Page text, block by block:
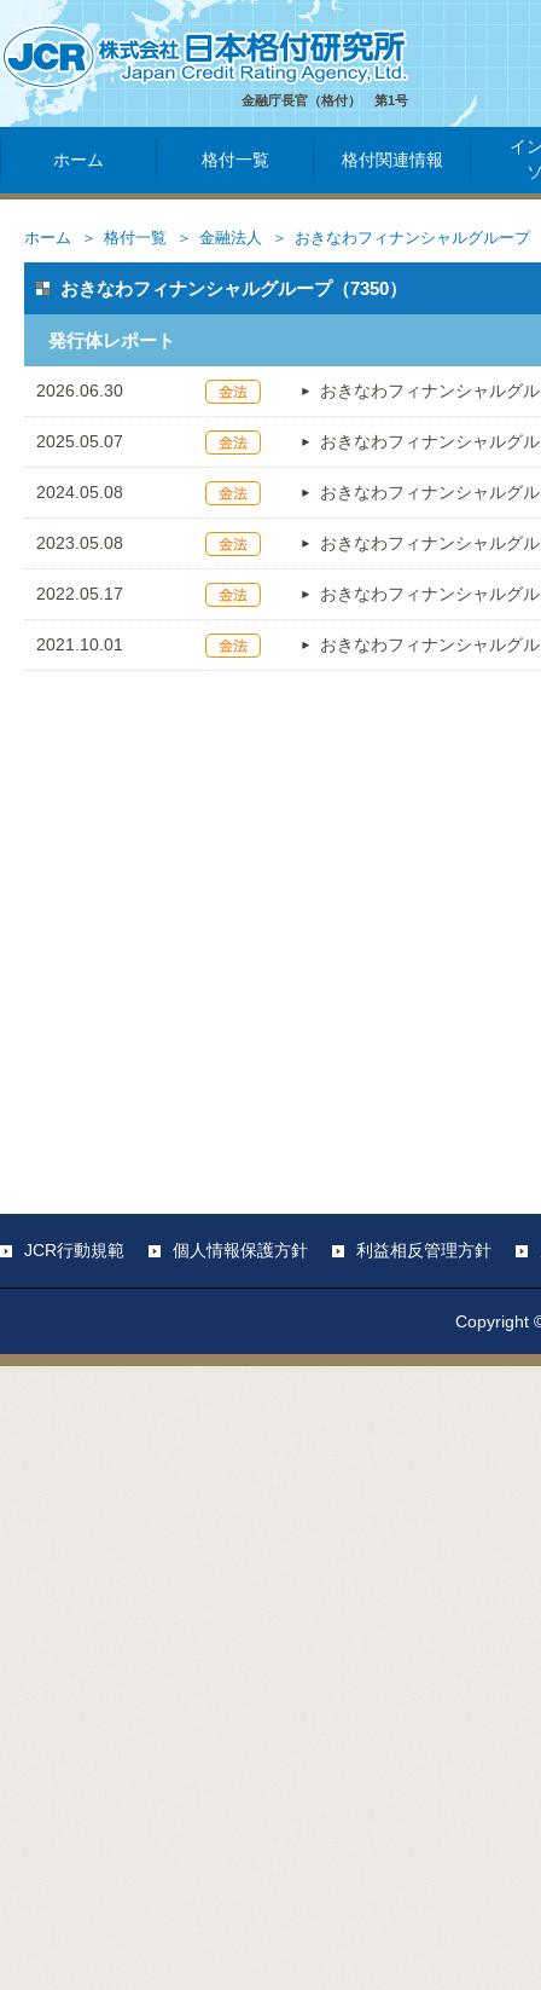
金融庁長官（格付） 第1号
ホーム 格付一覧 格付関連情報
イ
ホーム 格付一覧 金融法人 おきなわフィナンシャルグループ
おきなわフィナンシャルグループ（7350）
発行体レポート
2026.06.30 おきなわフィナンシャルグ
2025.05.07 おきなわフィナンシャルグ
2024.05.08 おきなわフィナンシャルグ
2023.05.08 おきなわフィナンシャルグ
2022.05.17 おきなわフィナンシャルグ
2021.10.01 おきなわフィナンシャルグ
JCR行動規範 個人情報保護方針 利益相反管理方針
Copyright